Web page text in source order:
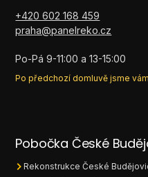
+420 602 168 459
praha@panelreko.cz
Po-Pá 9-11:00 a 13-15:00
Po předchozí domluvě jsme
Pobočka České
Rekonstrukce České